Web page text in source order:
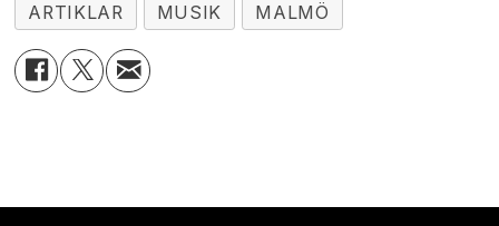
ARTIKLAR MUSIK MALMÖ